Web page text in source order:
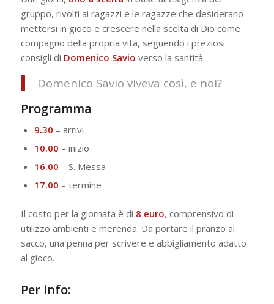
gruppo, rivolti ai ragazzi e le ragazze che desiderano
mettersi in gioco e crescere nella scelta di Dio come
compagno della propria vita, seguendo i preziosi
consigli di Domenico Savio verso la santità.
Domenico Savio viveva così, e noi?
Programma
9.30 – arrivi
10.00 – inizio
16.00 – S. Messa
17.00 – termine
Il costo per la giornata è di 8 euro, comprensivo di
utilizzo ambienti e merenda. Da portare il pranzo al
sacco, una penna per scrivere e abbigliamento adatto
al gioco.
Per info: